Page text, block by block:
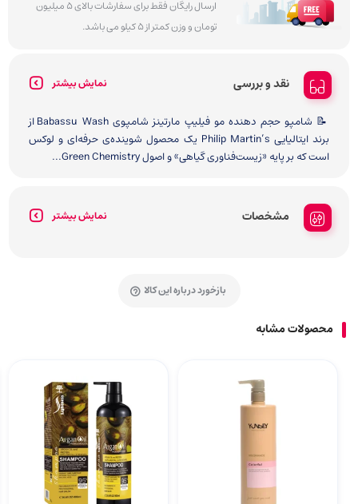
ارسال رایگان فقط برای سفارشات بالای 5 میلیون
تومان و وزن کمتر از 5 کیلو می باشد.
نقد و بررسی نمایش بیشتر
📝 شامپو حجم دهنده مو فیلیپ مارتینز شامپوی Babassu Wash از
برند ایتالیایی Philip Martin’s یک محصول شوینده‌ی حرفه‌ای و لوکس
است که بر پایه «زیست‌فناوری گیاهی» و اصول Green Chemistry...
مشخصات نمایش بیشتر
بازخورد درباره این کالا
محصولات مشابه